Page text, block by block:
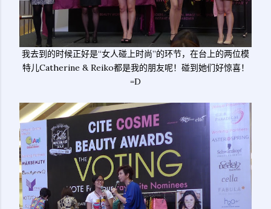
我去到的时候正好是“女人碰上时尚”的环节，在台上的两位模
特儿Catherine & Reiko都是我的朋友呢！碰到她们好惊喜！
=D